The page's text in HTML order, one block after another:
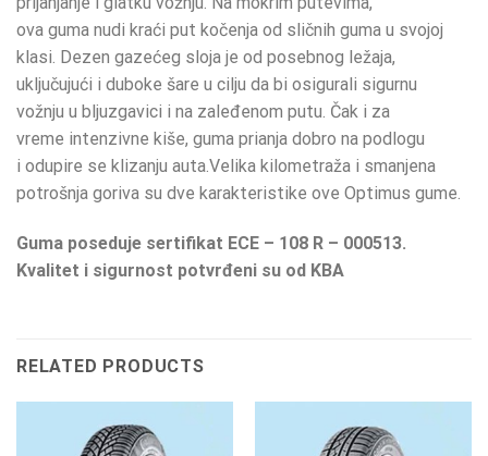
ova guma nudi kraći put kočenja od sličnih guma u svojoj
klasi Dezen gazećeg sloja je od posebnog ležaja,
uključujući i duboke šare u cilju da bi osigurali sigurnu
vožnju u bljuzgavici i na zaleđenom putu Čak i za
vreme intenzivne kiše, guma prianja dobro na podlogu
i odupire se klizanju auta.Velika kilometraža i smanjena
potrošnja goriva su dve karakteristike ove Optimus gume.
Guma poseduje sertifikat ECE – 108 R – 000513.
Kvalitet i sigurnost potvrđeni su od KBA
RELATED PRODUCTS